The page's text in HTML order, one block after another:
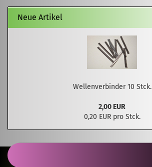
Neue Artikel
Wellenverbinder 10 Stck.
2,00 EUR
0,20 EUR pro Stck.